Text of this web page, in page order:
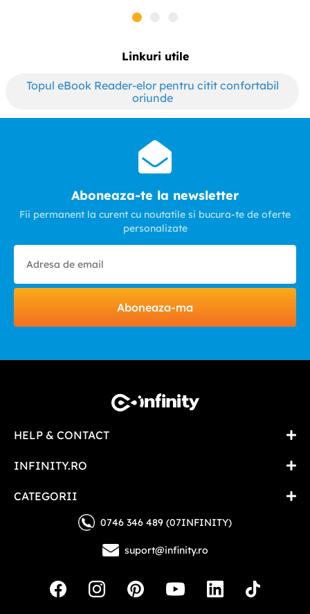
Linkuri utile
Topul eBook Reader-elor pentru citit confortabil
oriunde
Aboneaza-te la newsletter
Fii permanent la curent cu noutatile si bucura-te de oferte
personalizate
Aboneaza-ma
HELP & CONTACT
INFINITY.RO
CATEGORII
0746 346 489 (07INFINITY)
suport@infinity.ro